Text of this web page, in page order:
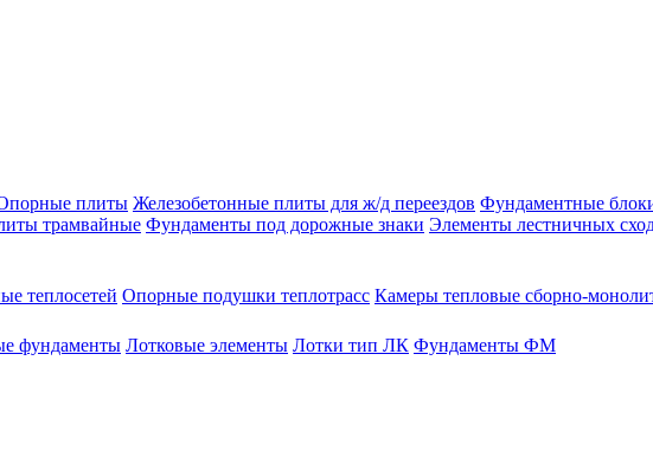
плиты Железобетонные плиты для ж/д переездов Фундаментные
трамвайные Фундаменты под дорожные знаки Элементы лестничных
теплосетей Опорные подушки теплотрасс Камеры тепловые сборно-
фундаменты Лотковые элементы Лотки тип ЛК Фундаменты ФМ